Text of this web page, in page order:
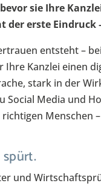
sie Ihre
erste Eindruck
entsteht –
Kanzlei einen
stark in der
Social Media und
Menschen
und